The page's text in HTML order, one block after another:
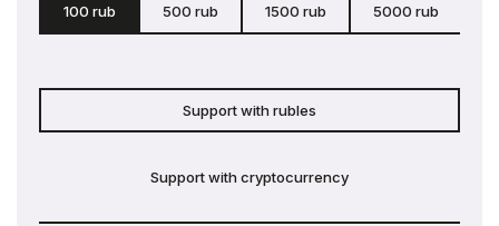
100 rub 500 rub 1500 rub 5000 rub
Support with rubles
Support with cryptocurrency